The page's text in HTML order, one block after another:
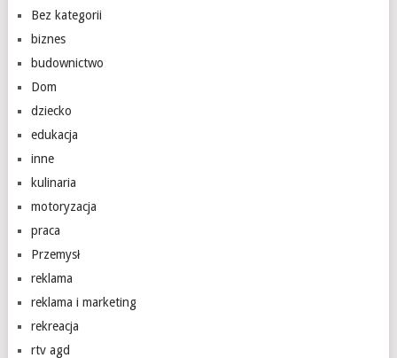
Bez kategorii
biznes
budownictwo
Dom
dziecko
edukacja
inne
kulinaria
motoryzacja
praca
Przemysł
reklama
reklama i marketing
rekreacja
rtv agd